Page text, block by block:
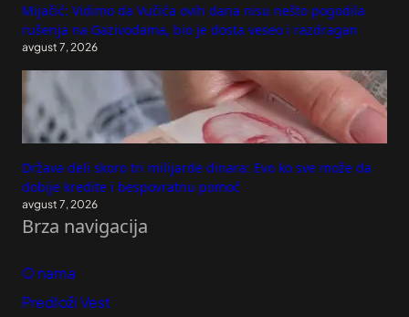
Mijačić: Vidimo da Vučića ovih dana nisu nešto pogodila
rušenja na Gazivodama, bio je dosta veseo i razdragan
avgust 7, 2026
Država deli skoro tri milijarde dinara: Evo ko sve može da
dobije kredite i bespovratnu pomoć
avgust 7, 2026
Brza navigacija
O nama
Predloži Vest